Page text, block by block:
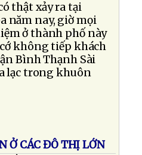
thật xảy ra tại
năm nay, giờ mọi
ở thành phố này
không tiếp khách
Bình Thạnh Sài
lạc trong khuôn
Ở CÁC ĐÔ THỊ LỚN